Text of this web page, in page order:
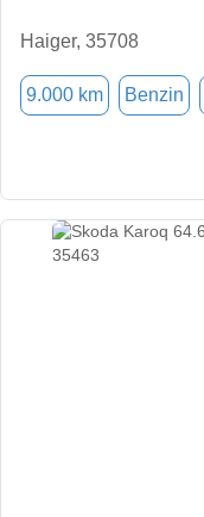
Haiger, 35708
9.000 km Benzin